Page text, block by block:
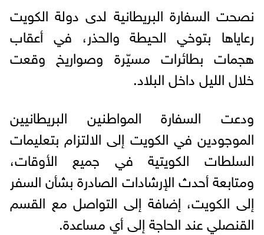
نصحت السفارة البريطانية لدى دولة الكويت
رعاياها بتوخي الحيطة والحذر، في أعقاب
هجمات بطائرات مسيّرة وصواريخ وقعت
خلال الليل داخل البلاد.
ودعت السفارة المواطنين البريطانيين
الموجودين في الكويت إلى الالتزام بتعليمات
السلطات الكويتية في جميع الأوقات،
ومتابعة أحدث الإرشادات الصادرة بشأن السفر
إلى الكويت، إضافة إلى التواصل مع القسم
القنصلي عند الحاجة إلى أي مساعدة.